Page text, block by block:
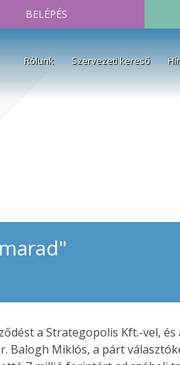
BELÉPÉS
Rólunk Szervezeti kereső
a Strategopolis Kft.-vel,
Balogh Miklós, a párt